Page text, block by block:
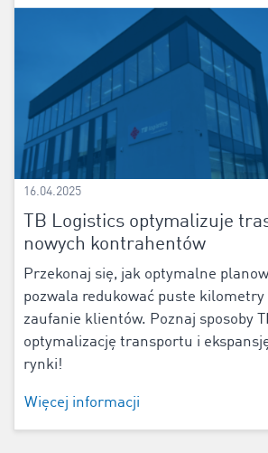
16.04.2025
TB Logistics optymalizuje
nowych kontrahentów
Przekonaj się, jak optymalne
pozwala redukować puste kilometry
zaufanie klientów. Poznaj sposoby
optymalizację transportu i
rynki!
Więcej informacji